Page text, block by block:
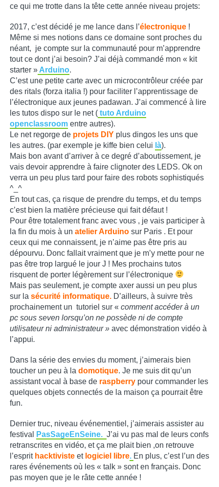
ce qui me trotte dans la tête cette année niveau projets:
2017, c’est décidé je me lance dans l’électronique !
Même si mes notions dans ce domaine sont proches du
néant, je compte sur la communauté pour m’apprendre
tout ce dont j’ai besoin? J’ai déjà commandé mon « kit
starter » Arduino.
C’est une petite carte avec un microcontrôleur créée par
des ritals (forza italia !) pour faciliter l’apprentissage de
l’électronique aux jeunes padawan. J’ai commencé à lire
les tutos dispo sur le net ( tuto Arduino
openclassroom entre autres).
Le net regorge de projets DIY plus dingos les uns que
les autres. (par exemple je kiffe bien celui là).
Mais bon avant d’arriver à ce degré d’aboutissement, je
vais devoir apprendre à faire clignoter des LEDS. Ok on
verra un peu plus tard pour faire des robots sophistiqués
^_^
En tout cas, ça risque de prendre du temps, et du temps
c’est bien la matière précieuse qui fait défaut !
Pour être totalement franc avec vous , je vais participer à
la fin du mois à un atelier Arduino sur Paris . Et pour
ceux qui me connaissent, je n’aime pas être pris au
dépourvu. Donc fallait vraiment que je m’y mette pour ne
pas être trop largué le jour J ! Mes prochains tutos
risquent de porter légèrement sur l’électronique
Mais pas seulement, je compte axer aussi un peu plus
sur la sécurité informatique. D’ailleurs, à suivre très
prochainement un tutoriel sur « comment accéder à un
pc sous seven lorsqu’on ne possède ni de compte
utilisateur ni administrateur » avec démonstration vidéo à
l’appui.
Dans la série des envies du moment, j’aimerais bien
toucher un peu à la domotique. Je me suis dit qu’un
assistant vocal à base de raspberry pour commander les
quelques objets connectés de la maison ça pourrait être
fun.
Dernier truc, niveau événementiel, j’aimerais assister au
festival
PasSageEnSeine. J’ai vu pas mal de leurs confs
retranscrites en vidéo, et ça me plait bien ,on retrouve
l’esprithacktiviste et logiciel libre. En plus, c’est l’un des
rares événements où les « talk » sont en français. Donc
pas moyen que je le râte cette année !